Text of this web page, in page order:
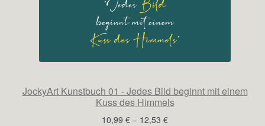
JockyArt Kunstbuch 01 - Jedes Bild beginnt mit einem
Kuss des Himmels
10,99 € – 12,53 €Preisspanne: